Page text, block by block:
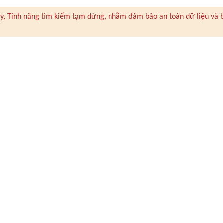
Tính năng tìm kiếm tạm dừng, nhằm đảm bảo an toàn dữ liệu và